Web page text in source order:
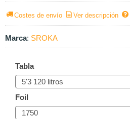
Costes de envío Ver descripción
Marca: SROKA
Tabla
Foil